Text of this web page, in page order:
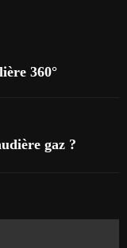
360°
gaz ?